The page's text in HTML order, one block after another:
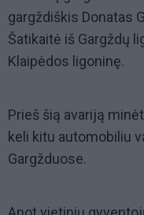
gargždiškis Donatas
Šatikaitė iš Gargždų
Klaipėdos ligoninę.
Prieš šią avariją
keli kitu automobiliu
Gargžduose.